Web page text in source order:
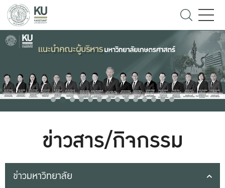
ข่าวสาร/กิจกรรม
ข่าวมหาวิทยาลัย